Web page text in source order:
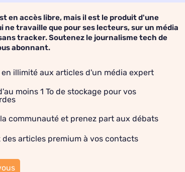
en accès libre, mais il est le produit d'une
ne travaille que pour ses lecteurs, sur un média
tracker. Soutenez le journalisme tech de
abonnant.
illimité aux articles d'un média expert
moins 1 To de stockage pour vos
communauté et prenez part aux débats
des articles premium à vos contacts